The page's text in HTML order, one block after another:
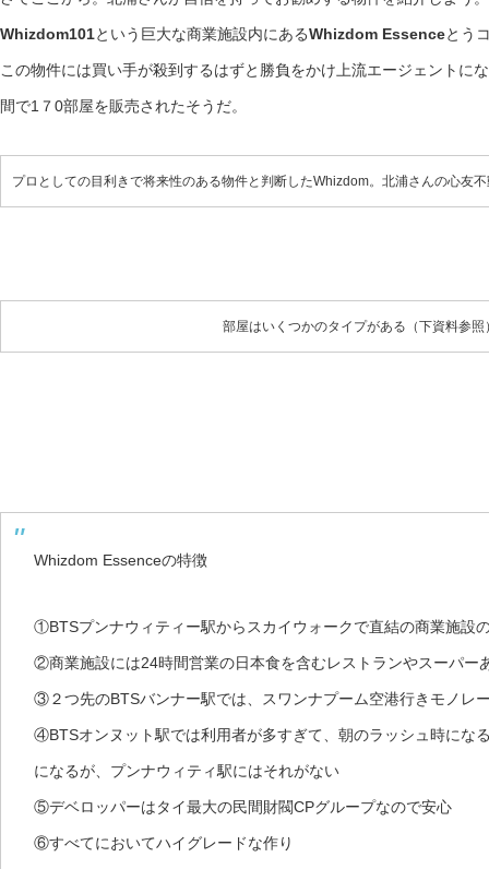
Whizdom101という巨大な商業施設内にあるWhizdom Essenceとう
この物件には買い手が殺到するはずと勝負をかけ上流エージェントに
間で1７0部屋を販売されたそうだ。
プロとしての目利きで将来性のある物件と判断したWhizdom。北浦さんの心友
部屋はいくつかのタイプがある（下資料参照
Whizdom Essenceの特徴
①BTSプンナウィティー駅からスカイウォークで直結の商業施設
②商業施設には24時間営業の日本食を含むレストランやスーパー
③２つ先のBTSバンナー駅では、スワンナプーム空港行きモノレ
④BTSオンヌット駅では利用者が多すぎて、朝のラッシュ時にな
になるが、プンナウィティ駅にはそれがない
⑤デベロッパーはタイ最大の民間財閥CPグループなので安心
⑥すべてにおいてハイグレードな作り